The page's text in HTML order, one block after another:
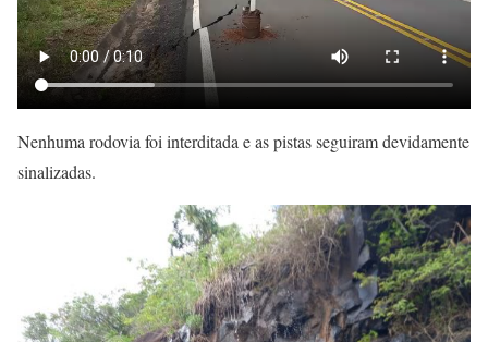
Nenhuma rodovia foi interditada e as pistas seguiram devidamente
sinalizadas.